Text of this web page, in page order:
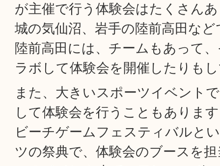
が主催で行う体験会はたくさん
城の気仙沼、岩手の陸前高田な
陸前高田には、チームもあって
ラボして体験会を開催したりも
また、大きいスポーツイベント
して体験会を行うこともありま
ビーチゲームフェスティバルと
ツの祭典で、体験会のブースを